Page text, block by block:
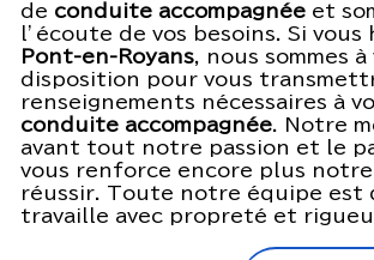
de conduite accompagnée et
l’écoute de vos besoins. Si vous
Pont-en-Royans, nous sommes
disposition pour vous
renseignements nécessaires à
conduite accompagnée. Notre
avant tout notre passion et le
vous renforce encore plus
réussir. Toute notre équipe est
travaille avec propreté et